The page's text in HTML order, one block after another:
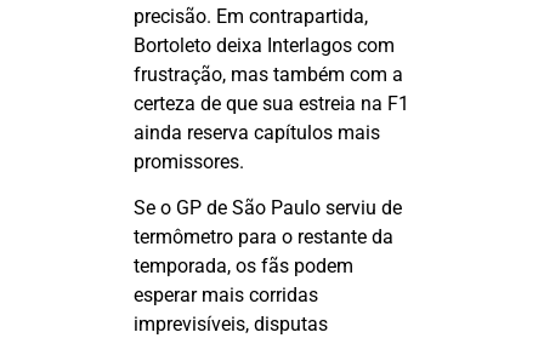
precisão. Em contrapartida,
Bortoleto deixa Interlagos com
frustração, mas também com a
certeza de que sua estreia na F1
ainda reserva capítulos mais
promissores.
Se o GP de São Paulo serviu de
termômetro para o restante da
temporada, os fãs podem
esperar mais corridas
imprevisíveis, disputas